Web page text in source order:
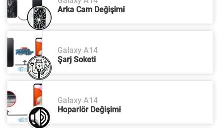
Arka Cam Değişimi
Galaxy A14
Şarj Soketi
Galaxy A14
Hoparlör Değişimi